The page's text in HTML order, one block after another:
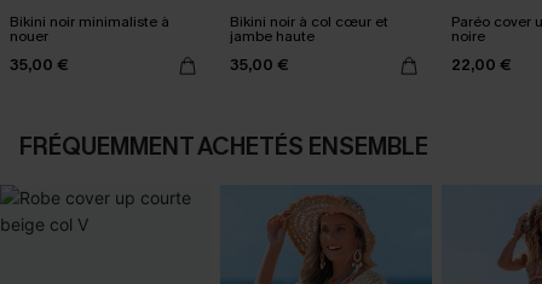
Bikini noir minimaliste à
nouer
35,00 €
Bikini noir à col cœur et
jambe haute
35,00 €
Paréo cover
noire
22,00 €
FRÉQUEMMENT ACHETÉS ENSEMBLE